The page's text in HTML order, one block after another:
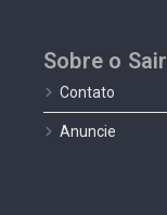
Sobre o Sair
Contato
Anuncie